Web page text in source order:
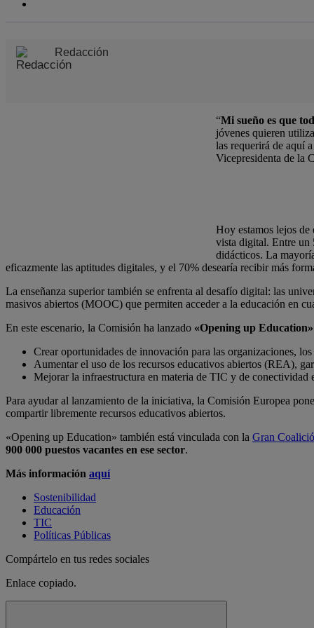
Redacción
“Mi sueño es que
jóvenes quieren
las requerirá de aquí
Vicepresidenta de la
Hoy estamos lejos de
vista digital. Entre un
didácticos. La
eficazmente las aptitudes digitales, y el 70% desearía recibir más
La enseñanza superior también se enfrenta al desafío digital: las
masivos abiertos (MOOC) que permiten acceder a la educación en
En este escenario, la Comisión ha lanzado «Opening up Education»
Crear oportunidades de innovación para las organizaciones,
Aumentar el uso de los recursos educativos abiertos (REA),
Mejorar la infraestructura en materia de TIC y de conectividad
Para ayudar al lanzamiento de la iniciativa, la Comisión Europea
compartir libremente recursos educativos abiertos.
«Opening up Education» también está vinculada con la Gran
900 000 puestos vacantes en ese sector.
Más información aquí
Sostenibilidad
Educación
TIC
Políticas Públicas
Compártelo en tus redes sociales
Enlace copiado.